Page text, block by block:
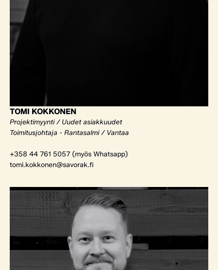
TOMI KOKKONEN
Projektimyynti / Uudet asiakkuudet
Toimitusjohtaja - Rantasalmi / Vantaa
+358 44 761 5057 (myös Whatsapp)
tomi.kokkonen@savorak.fi